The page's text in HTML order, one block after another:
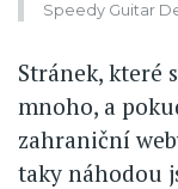
Speedy Guitar
Stránek, které
mnoho, a
zahraniční
taky náhodou